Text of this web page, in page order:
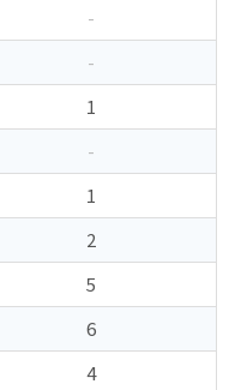
-
-
1
-
1
2
5
6
4